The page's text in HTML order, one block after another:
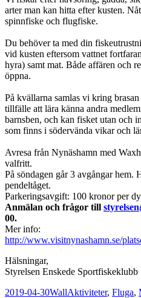
arter man kan hitta efter kusten.
spinnfiske och flugfiske.
Du behöver ta med din
vid kusten eftersom vattnet
hyra) samt mat. Både affären och
öppna.
På kvällarna samlas vi kring
tillfälle att lära känna andra
barnsben, och kan fisket utan och
som finns i södervända vikar och
Avresa från Nynäshamn med
valfritt.
På söndagen går 3 avgångar hem.
pendeltåget.
Parkeringsavgift: 100 kronor per
Anmälan och frågor till
00.
Mer info:
http://www.visitnynashamn.se/
Hälsningar,
Styrelsen Enskede Sportfiskeklubb
Postat
2019-04-30Författare
WallKategorier
Aktiviteter, Fluga,